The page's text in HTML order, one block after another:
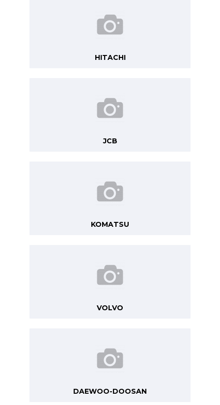
HITACHI
JCB
KOMATSU
VOLVO
DAEWOO-DOOSAN